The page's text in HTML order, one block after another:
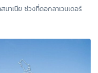
มาเนีย ช่วงที่ดอกลาเวนเดอร์